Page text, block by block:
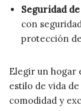
Seguridad
con
protección
Elegir un hogar
estilo de vida
comodidad y